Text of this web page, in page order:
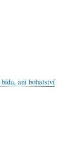
ani bohatství